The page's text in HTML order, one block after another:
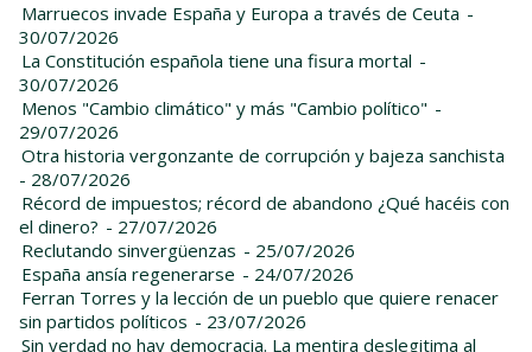
Marruecos invade España y Europa a través de Ceuta -
30/07/2026
La Constitución española tiene una fisura mortal -
30/07/2026
Menos "Cambio climático" y más "Cambio político" -
29/07/2026
Otra historia vergonzante de corrupción y bajeza sanchista
- 28/07/2026
Récord de impuestos; récord de abandono ¿Qué hacéis con
el dinero? - 27/07/2026
Reclutando sinvergüenzas - 25/07/2026
España ansía regenerarse - 24/07/2026
Ferran Torres y la lección de un pueblo que quiere renacer
sin partidos políticos - 23/07/2026
Sin verdad no hay democracia. La mentira deslegitima al